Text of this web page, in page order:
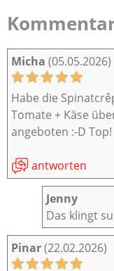
Micha (05.05.2026)
Habe die
Tomate + Käse
angeboten :-D Top!
antworten
Jenny
Das klingt
Pinar(22.02.2026)